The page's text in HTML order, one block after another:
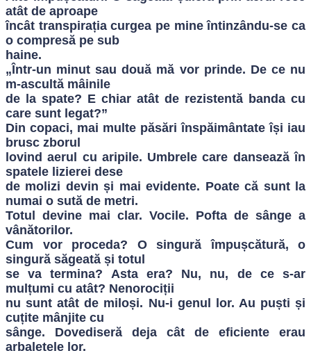
atât de aproape
încât transpirația curgea pe mine întinzându-se ca
o compresă pe sub
haine.
„Într-un minut sau două mă vor prinde. De ce nu
m-ascultă mâinile
de la spate? E chiar atât de rezistentă banda cu
care sunt legat?”
Din copaci, mai multe păsări înspăimântate își iau
brusc zborul
lovind aerul cu aripile. Umbrele care dansează în
spatele lizierei dese
de molizi devin și mai evidente. Poate că sunt la
numai o sută de metri.
Totul devine mai clar. Vocile. Pofta de sânge a
vânătorilor.
Cum vor proceda? O singură împușcătură, o
singură săgeată și totul
se va termina? Asta era? Nu, nu, de ce s-ar
mulțumi cu atât? Nenorociții
nu sunt atât de miloși. Nu-i genul lor. Au puști și
cuțite mânjite cu
sânge. Dovediseră deja cât de eficiente erau
arbaletele lor.